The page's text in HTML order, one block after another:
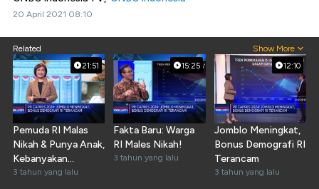
20 April 2021 08:10
Related Show More
21:51
Pemuda RI Malas
Nikah & Punya Anak,
Kebanyakan
Informasi?
3 tahun yang lalu
15:25
Fakta Baru: Warga
RI Males Nikah!
3 tahun yang lalu
12:10
Jomblo Meningkat,
Bonus Demografi RI
Terancam
3 tahun yang lalu